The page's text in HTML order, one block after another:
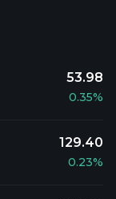
53.98
0.35%
129.40
0.23%